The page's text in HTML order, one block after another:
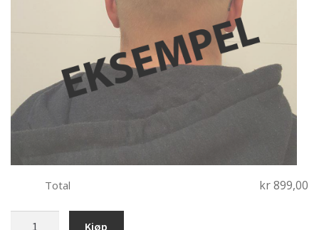
Total kr 899,00
Kjøp